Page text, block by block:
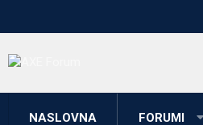
NASLOVNA FORUMI